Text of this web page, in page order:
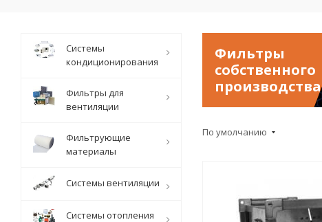
Фильтры
собственного
производства
По умолчанию
Системы
кондиционирования
Фильтры для
вентиляции
Фильтрующие
материалы
Системы вентиляции
Системы отопления